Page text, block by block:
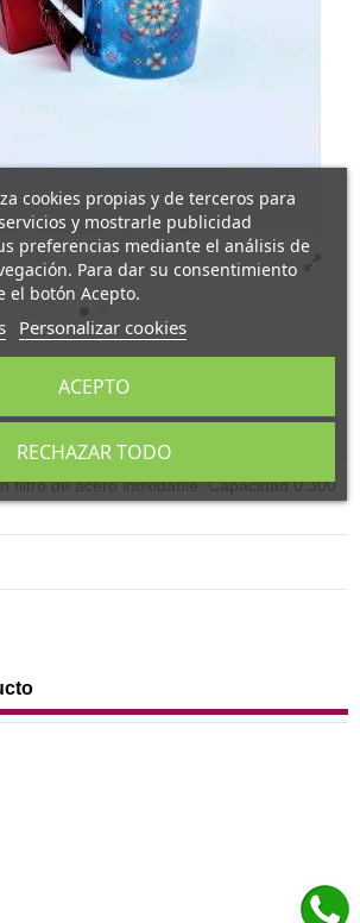
FILTRO AGADIR,
filtro de acero inoxidable. Capacidad 0.300
cookies propias y de terceros para
y mostrarle publicidad
preferencias mediante el análisis de
Para dar su consentimiento
el botón Acepto.
Personalizar cookies
RECHAZAR TODO
ACEPTO